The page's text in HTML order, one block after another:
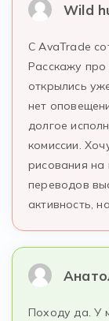
Wild
С AvaTrade
Расскажу про
открылись
нет
долгое
комиссии.
рисования на
переводов
активность,
Походу да. У